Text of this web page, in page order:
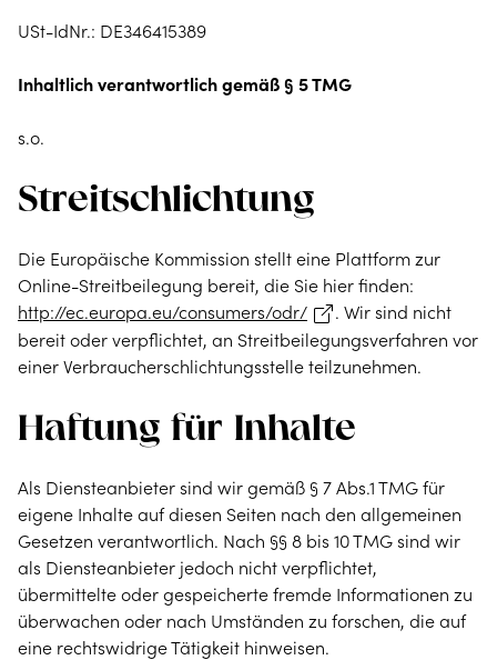
USt-IdNr.: DE346415389
Inhaltlich verantwortlich gemäß § 5 TMG
s.o.
Streitschlichtung
Die Europäische Kommission stellt eine Plattform zur
Online-Streitbeilegung bereit, die Sie hier finden:
http://ec.europa.eu/consumers/odr/
. Wir sind nicht
bereit oder verpflichtet, an Streitbeilegungsverfahren vor
einer Verbraucherschlichtungsstelle teilzunehmen.
Haftung für Inhalte
Als Diensteanbieter sind wir gemäß § 7 Abs.1 TMG für
eigene Inhalte auf diesen Seiten nach den allgemeinen
Gesetzen verantwortlich. Nach §§ 8 bis 10 TMG sind wir
als Diensteanbieter jedoch nicht verpflichtet,
übermittelte oder gespeicherte fremde Informationen zu
überwachen oder nach Umständen zu forschen, die auf
eine rechtswidrige Tätigkeit hinweisen.